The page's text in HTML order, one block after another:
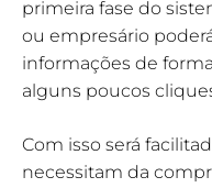
primeira fase do
ou empresário
informações de
alguns poucos
Com isso será
necessitam da